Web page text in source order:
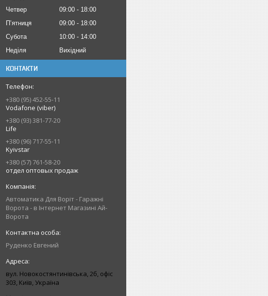
Четвер
09:00
18:00
Пʼятниця
09:00
18:00
Субота
10:00
14:00
Неділя
Вихідний
КОНТАКТИ
+380 (95) 452-55-11
Vodafone (viber)
+380 (93) 381-77-20
Life
+380 (96) 717-55-11
Kyivstar
+380 (57) 761-58-20
отдел оптовых продаж
Автоматика Для Воріт - Гаражні
Ворота - в Інтернет Магазині Ай-
Ворота
Руденко Евгений
вул. Новокостянтинівська, 2б, офіс
303, Київ, Україна